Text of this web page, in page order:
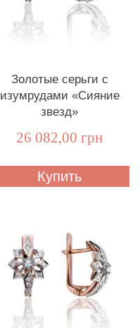
Золотые серьги с
изумрудами «Сияние
звезд»
26 082,00 грн
Купить